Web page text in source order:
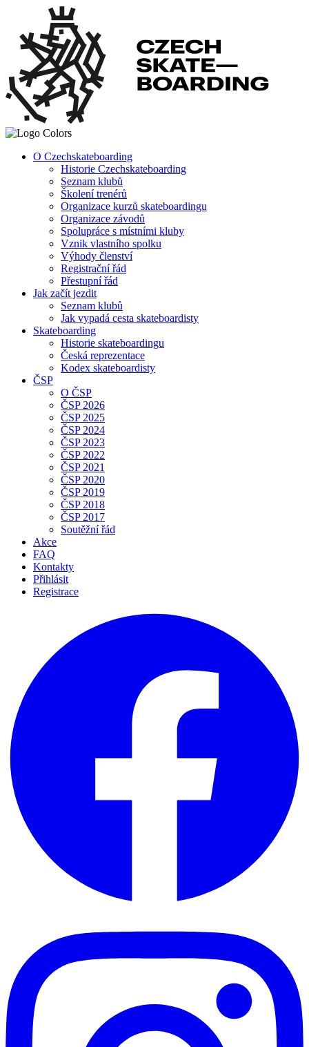
O Czechskateboarding
Historie Czechskateboarding
Seznam klubů
Školení trenérů
Organizace kurzů skateboardingu
Organizace závodů
Spolupráce s místními kluby
Vznik vlastního spolku
Výhody členství
Registrační řád
Přestupní řád
Jak začít jezdit
Seznam klubů
Jak vypadá cesta skateboardisty
Skateboarding
Historie skateboardingu
Česká reprezentace
Kodex skateboardisty
ČSP
O ČSP
ČSP 2026
ČSP 2025
ČSP 2024
ČSP 2023
ČSP 2022
ČSP 2021
ČSP 2020
ČSP 2019
ČSP 2018
ČSP 2017
Soutěžní řád
Akce
FAQ
Kontakty
Přihlásit
Registrace